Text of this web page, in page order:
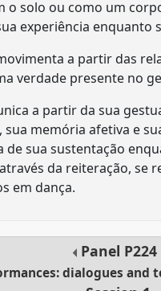
o solo ou como um
experiência enquanto
a partir das
verdade presente no
a partir da sua
memória afetiva e
sua sustentação
da reiteração, se
em dança.
Panel P224
dialogues and